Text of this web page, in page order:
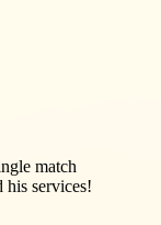
match
services!